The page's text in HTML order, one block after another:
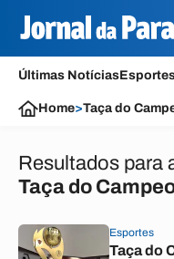
Últimas Notícias
Home>Taça do
Resultados para
Taça do
Esportes
Taça do